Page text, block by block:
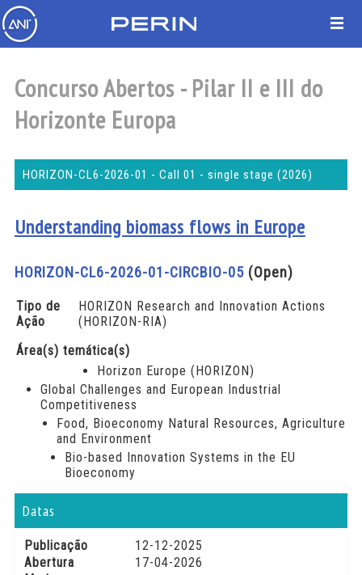
Concurso Abertos - Pilar II e III do
Horizonte Europa
HORIZON-CL6-2026-01 - Call 01 - single stage (2026)
Understanding biomass flows in Europe
HORIZON-CL6-2026-01-CIRCBIO-05(Open)
Tipo de
Ação
HORIZON Research and Innovation Actions
(HORIZON-RIA)
Área(s) temática(s)
Horizon Europe (HORIZON)
Global Challenges and European Industrial
Competitiveness
Food, Bioeconomy Natural Resources, Agriculture
and Environment
Bio-based Innovation Systems in the EU
Bioeconomy
Datas
Publicação
12-12-2025
Abertura
17-04-2026